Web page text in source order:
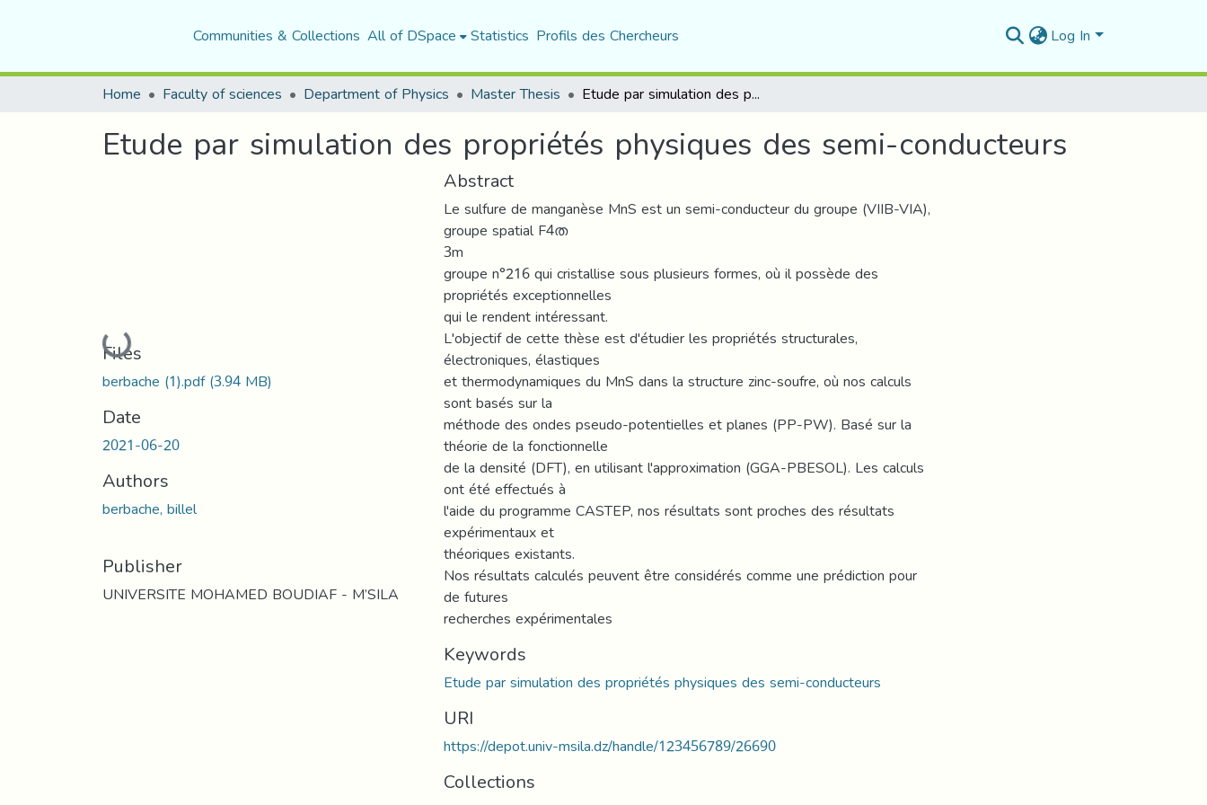
Communities & Collections All of DSpace Statistics Profils des Chercheurs Log In
Home Faculty of sciences Department of Physics Master Thesis Etude par simulation des propriétés physiques des semi-conducteurs
Etude par simulation des propriétés physiques des semi-conducteurs
Loading...
Files
berbache (1).pdf(3.94 MB)
Date
2021-06-20
Authors
berbache, billel
Publisher
UNIVERSITE MOHAMED BOUDIAF - M’SILA
Abstract
Le sulfure de manganèse MnS est un semi-conducteur du groupe (VIIB-VIA),
groupe spatial F4ത
3m
groupe n°216 qui cristallise sous plusieurs formes, où il possède des
propriétés exceptionnelles
qui le rendent intéressant.
L'objectif de cette thèse est d'étudier les propriétés structurales,
électroniques, élastiques
et thermodynamiques du MnS dans la structure zinc-soufre, où nos calculs
sont basés sur la
méthode des ondes pseudo-potentielles et planes (PP-PW). Basé sur la
théorie de la fonctionnelle
de la densité (DFT), en utilisant l'approximation (GGA-PBESOL). Les calculs
ont été effectués à
l'aide du programme CASTEP, nos résultats sont proches des résultats
expérimentaux et
théoriques existants.
Nos résultats calculés peuvent être considérés comme une prédiction pour
de futures
recherches expérimentales
Keywords
Etude par simulation des propriétés physiques des semi-conducteurs
URI
https://depot.univ-msila.dz/handle/123456789/26690
Collections